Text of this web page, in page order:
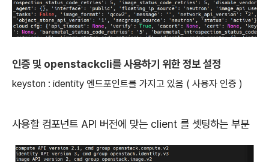
인증 및 openstackcli를 사용하기 위한 정보 설정
keyston : identity 엔드포인트를 가지고 있음 ( 사용자 인증 )
사용할 컴포넌트 API 버전에 맞는 client 를 셋팅하는 부분